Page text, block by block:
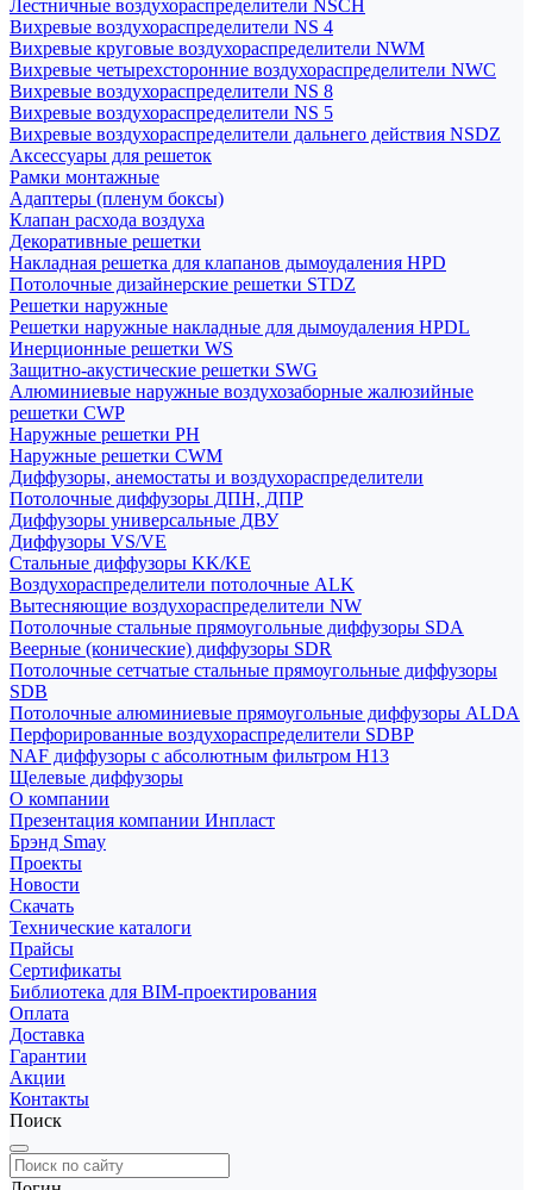
Лестничные воздухораспределители NSCH
Вихревые воздухораспределители NS 4
Вихревые круговые воздухораспределители NWM
Вихревые четырехсторонние воздухораспределители NWC
Вихревые воздухораспределители NS 8
Вихревые воздухораспределители NS 5
Вихревые воздухораспределители дальнего действия NSDZ
Аксессуары для решеток
Рамки монтажные
Адаптеры (пленум боксы)
Клапан расхода воздуха
Декоративные решетки
Накладная решетка для клапанов дымоудаления HPD
Потолочные дизайнерские решетки STDZ
Решетки наружные
Решетки наружные накладные для дымоудаления HPDL
Инерционные решетки WS
Защитно-акустические решетки SWG
Алюминиевые наружные воздухозаборные жалюзийные
решетки CWP
Наружные решетки РН
Наружные решетки CWM
Диффузоры, анемостаты и воздухораспределители
Потолочные диффузоры ДПН, ДПР
Диффузоры универсальные ДВУ
Диффузоры VS/VE
Стальные диффузоры KK/KE
Воздухораспределители потолочные ALK
Вытесняющие воздухораспределители NW
Потолочные стальные прямоугольные диффузоры SDA
Веерные (конические) диффузоры SDR
Потолочные сетчатые стальные прямоугольные диффузоры
SDB
Потолочные алюминиевые прямоугольные диффузоры ALDA
Перфорированные воздухораспределители SDBP
NAF диффузоры с абсолютным фильтром Н13
Щелевые диффузоры
О компании
Презентация компании Инпласт
Брэнд Smay
Проекты
Новости
Скачать
Технические каталоги
Прайсы
Сертификаты
Библиотека для BIM-проектирования
Оплата
Доставка
Гарантии
Акции
Контакты
Поиск